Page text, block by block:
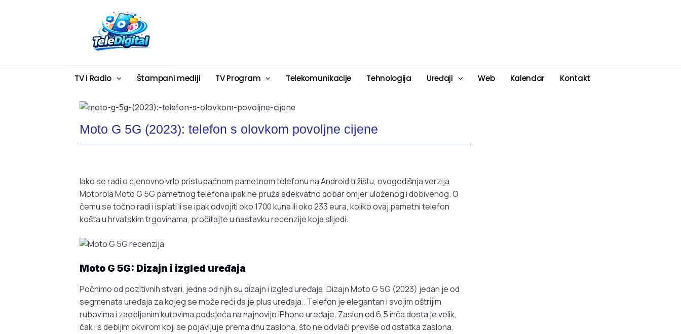
TV i Radio Štampani mediji TV Program Telekomunikacije Tehnologija Uređaji Web Kalendar Kontakt
Moto G 5G (2023): telefon s olovkom povoljne cijene
Iako se radi o cjenovno vrlo pristupačnom pametnom telefonu na Android tržištu, ovogodišnja verzija
Motorola Moto G 5G pametnog telefona ipak ne pruža adekvatno dobar omjer uloženog i dobivenog. O
čemu se točno radi i isplati li se ipak odvojiti oko 1700 kuna ili oko 233 eura, koliko ovaj pametni telefon
košta u hrvatskim trgovinama, pročitajte u nastavku recenzije koja slijedi.
Moto G 5G: Dizajn i izgled uređaja
Počnimo od pozitivnih stvari, jedna od njih su dizajn i izgled uređaja. Dizajn Moto G 5G (2023) jedan je od
segmenata uređaja za kojeg se može reći da je plus uređaja.. Telefon je elegantan i svojim oštrijim
rubovima i zaobljenim kutovima podsjeća na najnovije iPhone uređaje. Zaslon od 6,5 inča dosta je velik,
čak i s debljim okvirom koji se pojavljuje prema dnu zaslona, što ne odvlači previše od ostatka zaslona.